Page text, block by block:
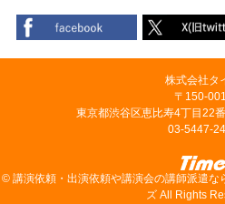
株式会社タ
〒150-
東京都渋谷区恵比寿4丁目
03-5447-
© 講演依頼・出演依頼や講演会の講師派遣
ズ All Rights